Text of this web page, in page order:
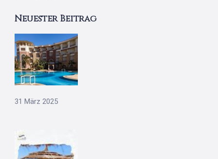
Neuester Beitrag
31 März 2025